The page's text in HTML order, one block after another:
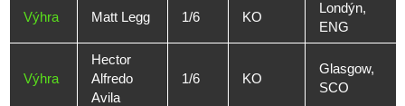
Výhra Matt Legg 1/6 KO
Londýn,
ENG
Výhra
Hector
Alfredo
Avila
1/6 KO
Glasgow,
SCO